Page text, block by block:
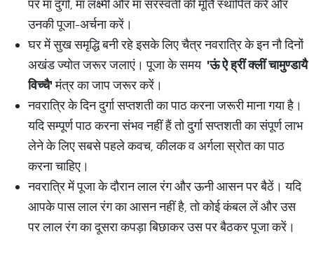
पर मां दुर्गा, मां लक्ष्मी और मां सरस्वती की मूर्ति स्थापित करें और
उनकी पूजा-अर्चना करें।
घर में सुख समृद्धि बनी रहे इसके लिए चैत्र नवरात्रि के इन नौ दिनों
अखंड ज्योत जरूर जलाएं। पूजा के समय 'ऊंऐह्रींक्लींचामुण्डायै
विच्चै'मंत्र का जाप जरूर करें।
नवरात्रि के दिन दुर्गा सप्तशती का पाठ करना जरूरी माना गया है।
यदि सम्पूर्ण पाठ करना संभव नहीं हैं तो दुर्गा सप्तशती का संपूर्ण लाभ
लेने के लिए सबसे पहले कवच, कीलक व अर्गला स्रोत का पाठ
करना चाहिए।
नवरात्रि में पूजा के दौरान लाल रंग और ऊनी आसन पर बैठें। यदि
आपके पास लाल रंग का आसन नहीं है, तो कोई कंबल लें और उस
पर लाल रंग का दूसरा कपड़ा बिछाकर उस पर बैठकर पूजा करें।